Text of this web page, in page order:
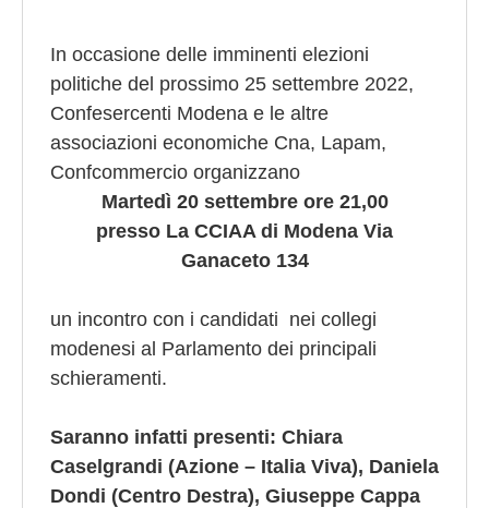
In occasione delle imminenti elezioni
politiche del prossimo 25 settembre 2022,
Confesercenti Modena e le altre
associazioni economiche Cna, Lapam,
Confcommercio organizzano
Martedì 20 settembre ore 21,00
presso La CCIAA di Modena Via
Ganaceto 134
un incontro con i candidati nei collegi
modenesi al Parlamento dei principali
schieramenti.
Saranno infatti presenti: Chiara
Caselgrandi (Azione – Italia Viva), Daniela
Dondi (Centro Destra), Giuseppe Cappa